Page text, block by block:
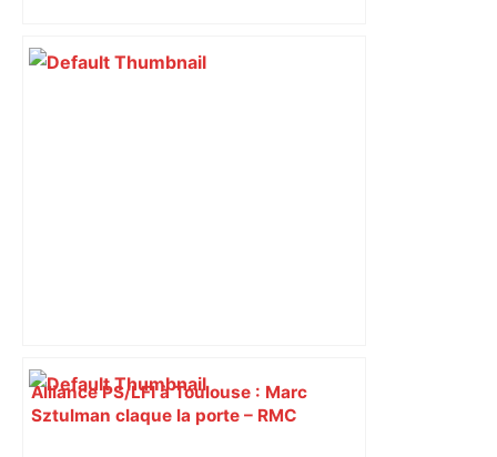
Alliance PS/LFI à Toulouse : Marc
Sztulman claque la porte – RMC